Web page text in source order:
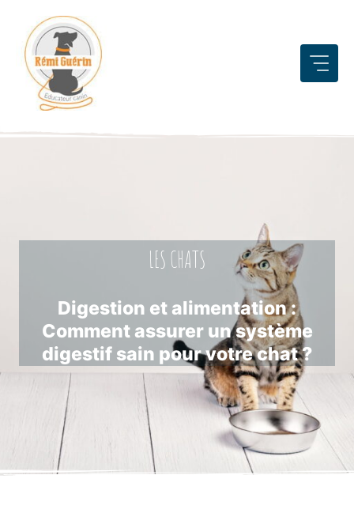
contenu
LES CHATS
Digestion et alimentation :
Comment assurer un système
digestif sain pour votre chat ?